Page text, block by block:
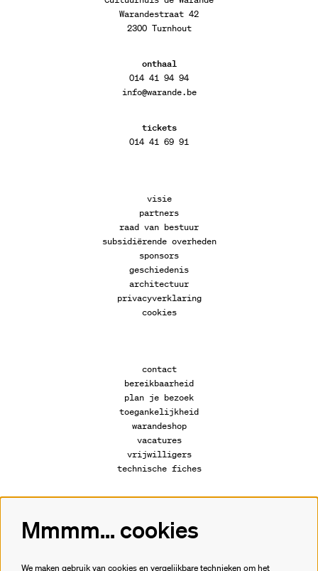
Warandestraat 42
2300 Turnhout
onthaal
014 41 94 94
info@warande.be
tickets
014 41 69 91
visie
partners
raad van bestuur
subsidiërende overheden
sponsors
geschiedenis
architectuur
privacyverklaring
cookies
contact
bereikbaarheid
plan je bezoek
toegankelijkheid
warandeshop
vacatures
vrijwilligers
technische fiches
Volg ons
Mmmm... cookies
We maken gebruik van cookies en vergelijkbare technieken om het